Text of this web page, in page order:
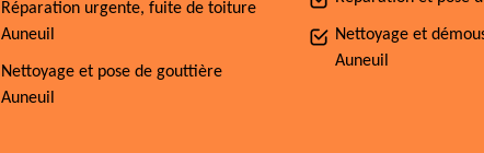
Réparation urgente, fuite de toiture
Auneuil
Nettoyage et pose de gouttière
Auneuil
Nettoyage et
Auneuil